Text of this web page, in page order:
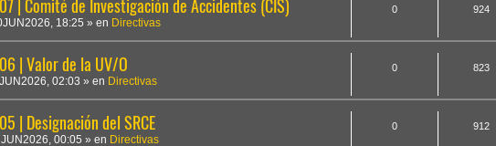
| Comité de Investigación de Accidentes (CIS)
18:25 » en Directivas
0 924
| Valor de la UV/O
02:03 » en Directivas
0 823
| Designación del SRCE
00:05 » en Directivas
0 912